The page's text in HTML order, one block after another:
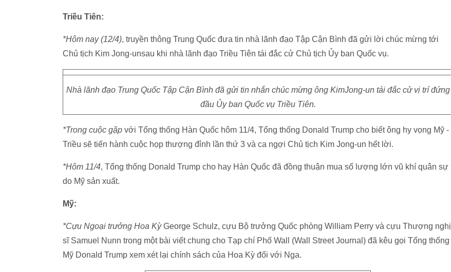
Triều Tiên:
*Hôm nay (12/4), truyền thông Trung Quốc đưa tin nhà lãnh đạo Tập Cận Bình đã gửi lời chúc mừng tới
Chủ tịch Kim Jong-unsau khi nhà lãnh đạo Triều Tiên tái đắc cử Chủ tịch Ủy ban Quốc vụ.
Nhà lãnh đạo Trung Quốc Tập Cận Bình đã gửi tin nhắn chúc mừng ông KimJong-un tái đắc cử vị trí đứng
đầu Ủy ban Quốc vụ Triều Tiên.
*Trong cuộc gặp với Tổng thống Hàn Quốc hôm 11/4, Tổng thống Donald Trump cho biết ông hy vọng Mỹ -
Triều sẽ tiến hành cuộc họp thượng đỉnh lần thứ 3 và ca ngợi Chủ tịch Kim Jong-un hết lời.
*Hôm 11/4, Tổng thống Donald Trump cho hay Hàn Quốc đã đồng thuận mua số lượng lớn vũ khí quân sự
do Mỹ sản xuất.
Mỹ:
*Cựu Ngoại trưởng Hoa KỳGeorge Schulz, cựu Bộ trưởng Quốc phòng William Perry và cựu Thượng nghị
sĩ Samuel Nunn trong một bài viết chung cho Tạp chí Phố Wall (Wall Street Journal) đã kêu gọi Tổng thống
Mỹ Donald Trump xem xét lại chính sách của Hoa Kỳ đối với Nga.